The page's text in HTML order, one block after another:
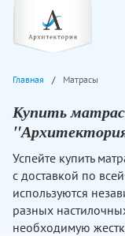
Главная Матрасы
Купить
Успейте купить
с доставкой по
используются
разных
необходимую